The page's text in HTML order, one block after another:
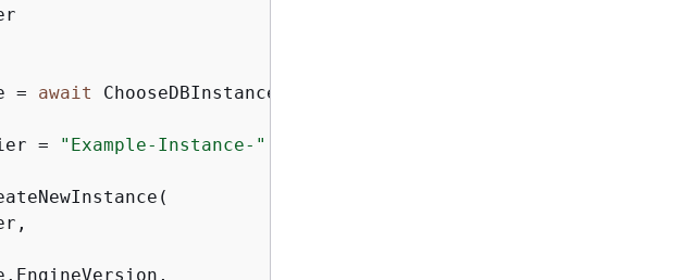
= await ChooseDBInstanceClass(engine,
= "Example-Instance-"